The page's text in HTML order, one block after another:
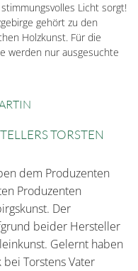
Licht sorgt!
gehört zu den
Holzkunst. Für die
werden nur ausgesuchte
TORSTEN
dem Produzenten
Produzenten
Der
beider Hersteller
Gelernt haben
Torstens Vater